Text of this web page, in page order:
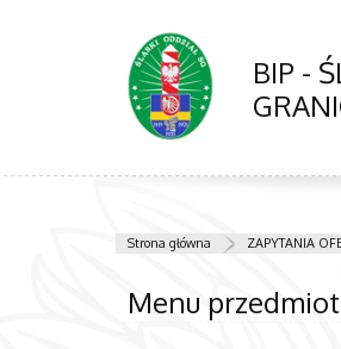
BIP -
Strona główna ZAPYTANIA
Menu